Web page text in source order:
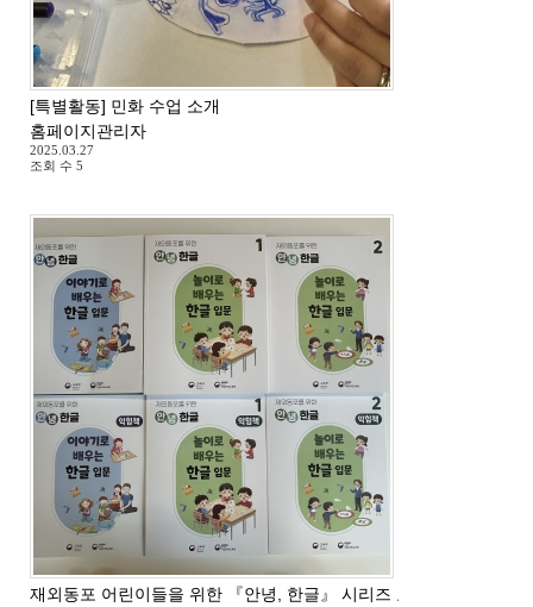
[특별활동] 민화 수업 소개
홈페이지관리자
2025.03.27
조회 수 5
재외동포 어린이들을 위한 『안녕, 한글』 시리즈 교재 도착